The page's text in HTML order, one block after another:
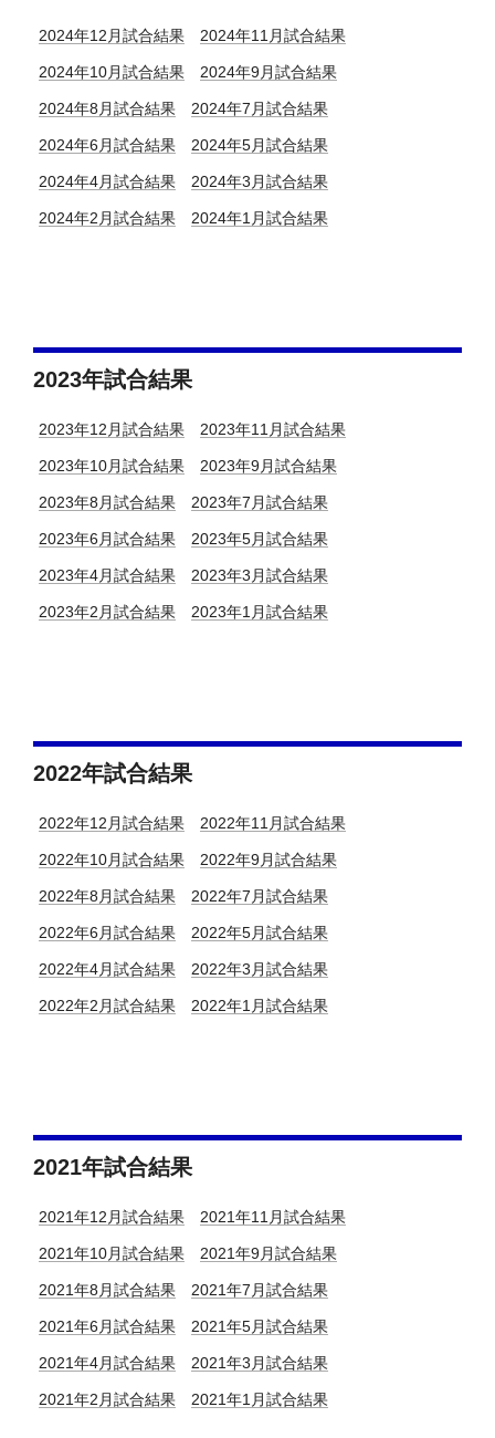
2024年12月試合結果 2024年11月試合結果
2024年10月試合結果 2024年9月試合結果
2024年8月試合結果 2024年7月試合結果
2024年6月試合結果 2024年5月試合結果
2024年4月試合結果 2024年3月試合結果
2024年2月試合結果 2024年1月試合結果
2023年試合結果
2023年12月試合結果 2023年11月試合結果
2023年10月試合結果 2023年9月試合結果
2023年8月試合結果 2023年7月試合結果
2023年6月試合結果 2023年5月試合結果
2023年4月試合結果 2023年3月試合結果
2023年2月試合結果 2023年1月試合結果
2022年試合結果
2022年12月試合結果 2022年11月試合結果
2022年10月試合結果 2022年9月試合結果
2022年8月試合結果 2022年7月試合結果
2022年6月試合結果 2022年5月試合結果
2022年4月試合結果 2022年3月試合結果
2022年2月試合結果 2022年1月試合結果
2021年試合結果
2021年12月試合結果 2021年11月試合結果
2021年10月試合結果 2021年9月試合結果
2021年8月試合結果 2021年7月試合結果
2021年6月試合結果 2021年5月試合結果
2021年4月試合結果 2021年3月試合結果
2021年2月試合結果 2021年1月試合結果